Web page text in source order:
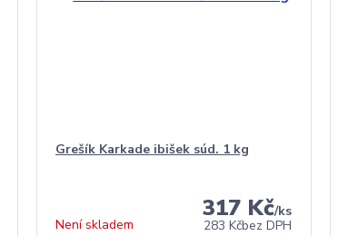
Grešík Karkade ibišek súd. 1 kg
317 Kč/ks
283 Kčbez DPH
Není skladem